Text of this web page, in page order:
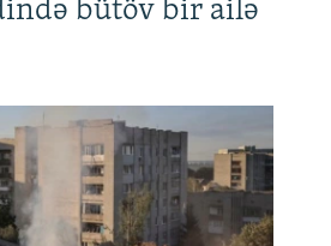
bütöv bir ailə